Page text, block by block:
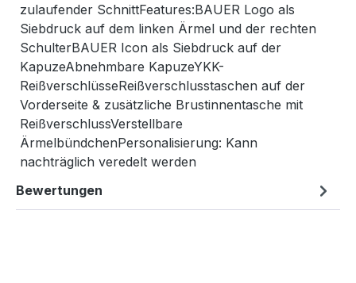
zulaufender SchnittFeatures:BAUER Logo als
Siebdruck auf dem linken Ärmel und der rechten
SchulterBAUER Icon als Siebdruck auf der
KapuzeAbnehmbare KapuzeYKK-
ReißverschlüsseReißverschlusstaschen auf der
Vorderseite & zusätzliche Brustinnentasche mit
ReißverschlussVerstellbare
ÄrmelbündchenPersonalisierung: Kann
nachträglich veredelt werden
Bewertungen